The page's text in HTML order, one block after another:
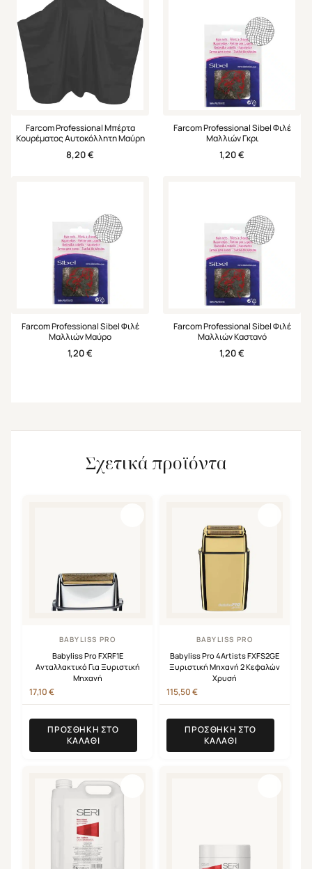
Farcom Professional Μπέρτα
Κουρέματος Αυτοκόλλητη Μαύρη
8,20€
Farcom Professional Sibel Φιλέ
Μαλλιών Γκρι
1,20€
Farcom Professional Sibel Φιλέ
Μαλλιών Μαύρο
1,20€
Farcom Professional Sibel Φιλέ
Μαλλιών Καστανό
1,20€
Σχετικά προϊόντα
BABYLISS PRO
Babyliss Pro FXRF1E
Ανταλλακτικό Για Ξυριστική
Μηχανή
17,10€
ΠΡΟΣΘΉΚΗ ΣΤΟ
ΚΑΛΆΘΙ
BABYLISS PRO
Babyliss Pro 4Artists FXFS2GE
Ξυριστική Μηχανή 2 Κεφαλών
Χρυσή
115,50€
ΠΡΟΣΘΉΚΗ ΣΤΟ
ΚΑΛΆΘΙ